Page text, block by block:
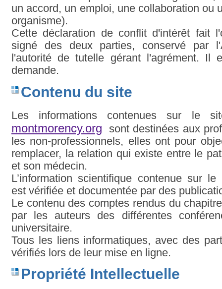
un accord, un emploi, une collaboration ou
organisme).
Cette déclaration de conflit d'intérêt fait
signé des deux parties, conservé par
l'autorité de tutelle gérant l'agrément. Il
demande.
Contenu du site
Les informations contenues sur le
montmorency.org
sont destinées aux
les non-professionnels, elles ont pour
remplacer, la relation qui existe entre le
et son médecin.
L’information scientifique contenue sur
est vérifiée et documentée par des
Le contenu des comptes rendus du
par les auteurs des différentes
universitaire.
Tous les liens informatiques, avec des
vérifiés lors de leur mise en ligne.
Propriété Intellectuelle